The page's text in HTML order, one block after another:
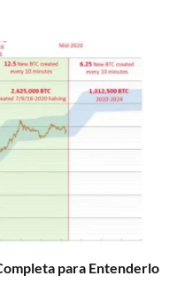
para Entenderlo